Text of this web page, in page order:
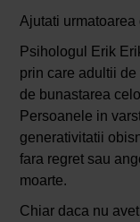
Ajutati urmatoarea
Psihologul Erik
prin care adultii
de bunastarea
Persoanele in
generativitatii
fara regret sau
moarte.
Chiar daca nu